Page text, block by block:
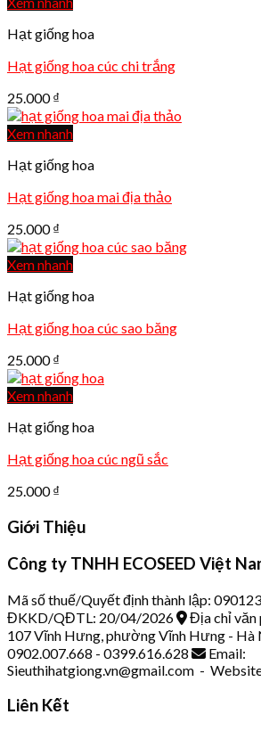
Hạt giống hoa
Hạt giống hoa cúc chi trắng
25.000₫
Xem nhanh
Hạt giống hoa
Hạt giống hoa mai địa thảo
25.000₫
Xem nhanh
Hạt giống hoa
Hạt giống hoa cúc sao băng
25.000₫
Xem nhanh
Hạt giống hoa
Hạt giống hoa cúc ngũ sắc
25.000₫
Giới Thiệu
Công ty TNHH ECOSEED Việt
Mã số thuế/Quyết định thành lập:
ĐKKD/QĐTL: 20/04/2026
Địa chỉ văn
107 Vĩnh Hưng, phường Vĩnh Hưng - Hà
0902.007.668 - 0399.616.628
Email:
Sieuthihatgiong.vn@gmail.com -
Liên Kết